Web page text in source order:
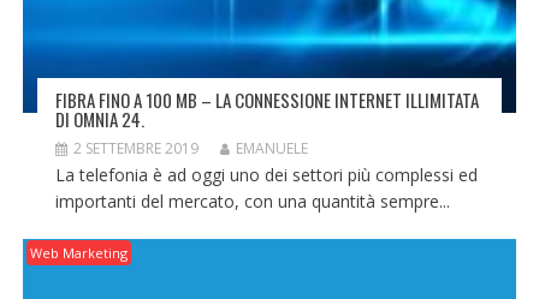
FIBRA FINO A 100 MB – LA CONNESSIONE INTERNET ILLIMITATA
DI OMNIA 24.
2 SETTEMBRE 2019 EMANUELE
La telefonia è ad oggi uno dei settori più complessi ed
importanti del mercato, con una quantità sempre...
Web Marketing